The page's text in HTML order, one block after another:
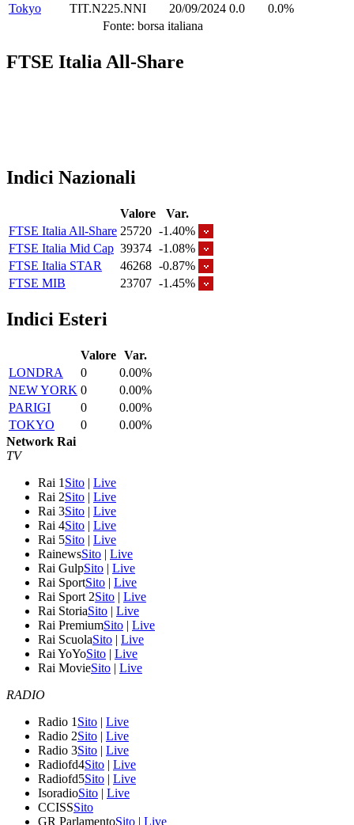
Tokyo
TIT.N225.NNI 20/09/2024 0.0
0.0%
Fonte: borsa italiana
FTSE Italia All-Share
Indici Nazionali
Valore
Var.
FTSE Italia All-Share 25720 -1.40%
FTSE Italia Mid Cap 39374 -1.08%
FTSE Italia STAR
46268 -0.87%
FTSE MIB
23707 -1.45%
Indici Esteri
Valore Var.
LONDRA
0
0.00%
NEW YORK 0
0.00%
PARIGI
0
0.00%
TOKYO
0
0.00%
Network Rai
TV
Rai 1 Sito | Live
Rai 2Sito | Live
Rai 3Sito | Live
Rai 4Sito | Live
Rai 5Sito | Live
RainewsSito | Live
Rai GulpSito | Live
Rai SportSito | Live
Rai Sport 2Sito | Live
Rai StoriaSito | Live
Rai PremiumSito | Live
Rai ScuolaSito | Live
Rai YoYoSito | Live
Rai MovieSito | Live
RADIO
Radio 1 Sito | Live
Radio 2Sito | Live
Radio 3Sito | Live
Radiofd4Sito | Live
Radiofd5Sito | Live
IsoradioSito | Live
CCISSSito
GR ParlamentoSito | Live